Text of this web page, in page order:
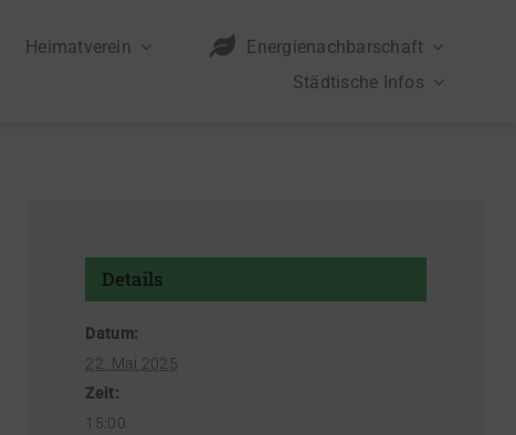
Heimatverein
Energienachbarschaft
Städtische Infos
Details
Datum:
22. Mai 2025
Zeit:
15:00